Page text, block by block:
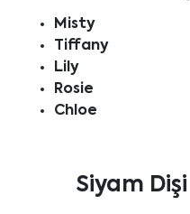
Misty
Tiffany
Lily
Rosie
Chloe
Siyam